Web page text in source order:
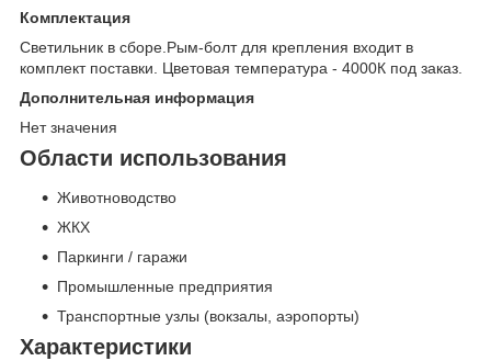
Комплектация
Светильник в сборе.Рым-болт для крепления входит в
комплект поставки. Цветовая температура - 4000К под заказ.
Дополнительная информация
Нет значения
Области использования
Животноводство
ЖКХ
Паркинги / гаражи
Промышленные предприятия
Транспортные узлы (вокзалы, аэропорты)
Характеристики